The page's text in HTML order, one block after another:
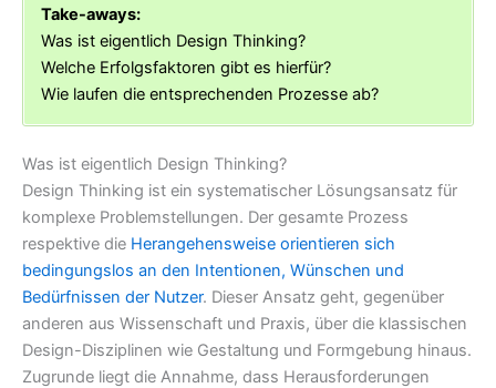
Take-aways:
Was ist eigentlich Design Thinking?
Welche Erfolgsfaktoren gibt es hierfür?
Wie laufen die entsprechenden Prozesse ab?
Was ist eigentlich Design Thinking?
Design Thinking ist ein systematischer Lösungsansatz für
komplexe Problemstellungen. Der gesamte Prozess
respektive die Herangehensweise orientieren sich
bedingungslos an den Intentionen, Wünschen und
Bedürfnissen der Nutzer. Dieser Ansatz geht, gegenüber
anderen aus Wissenschaft und Praxis, über die klassischen
Design-Disziplinen wie Gestaltung und Formgebung hinaus.
Zugrunde liegt die Annahme, dass Herausforderungen